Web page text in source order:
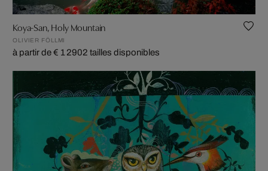
Koya-San, Holy Mountain
OLIVIER FÖLLMI
à partir de € 1 2902 tailles disponibles